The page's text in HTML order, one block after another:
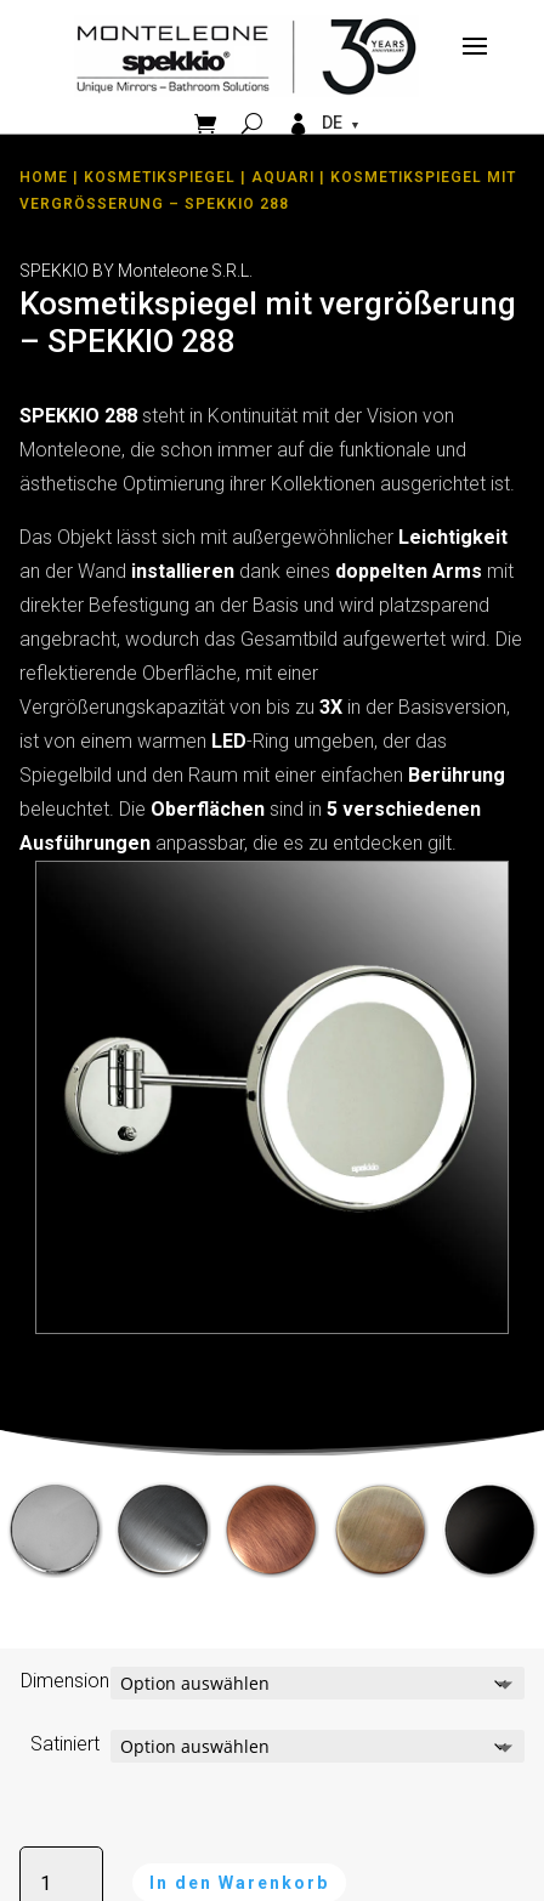
  DE
HOME | KOSMETIKSPIEGEL | AQUARI | KOSMETIKSPIEGEL MIT
VERGRÖSSERUNG – SPEKKIO 288
SPEKKIO BY Monteleone S.R.L.
Kosmetikspiegel mit vergrößerung
– SPEKKIO 288
SPEKKIO 288 steht in Kontinuität mit der Vision von
Monteleone, die schon immer auf die funktionale und
ästhetische Optimierung ihrer Kollektionen ausgerichtet ist.
Das Objekt lässt sich mit außergewöhnlicher Leichtigkeit
an der Wand installieren dank eines doppelten Arms mit
direkter Befestigung an der Basis und wird platzsparend
angebracht, wodurch das Gesamtbild aufgewertet wird. Die
reflektierende Oberfläche, mit einer
Vergrößerungskapazität von bis zu 3X in der Basisversion,
ist von einem warmen LED-Ring umgeben, der das
Spiegelbild und den Raum mit einer einfachen Berührung
beleuchtet. Die Oberflächen sind in 5 verschiedenen
Ausführungen anpassbar, die es zu entdecken gilt.
Dimension
Satiniert
Kosmetikspiegel
mit
In den Warenkorb